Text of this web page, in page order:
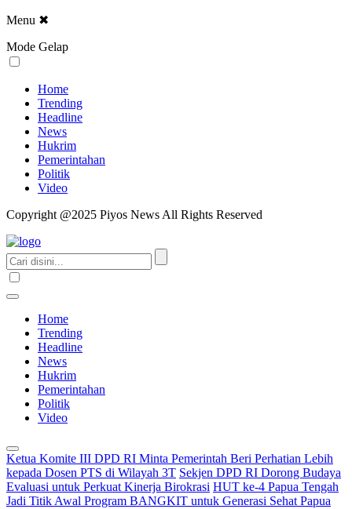
Menu ✖
Mode Gelap
Home
Trending
Headline
News
Hukrim
Pemerintahan
Politik
Video
Copyright @2025 Piyos News All Rights Reserved
Home
Trending
Headline
News
Hukrim
Pemerintahan
Politik
Video
Ketua Komite III DPD RI Minta Pemerintah Beri Perhatian Lebih
kepada Dosen PTS di Wilayah 3T Sekjen DPD RI Dorong Budaya
Evaluasi untuk Perkuat Kinerja Birokrasi HUT ke-4 Papua Tengah
Jadi Titik Awal Program BANGKIT untuk Generasi Sehat Papua